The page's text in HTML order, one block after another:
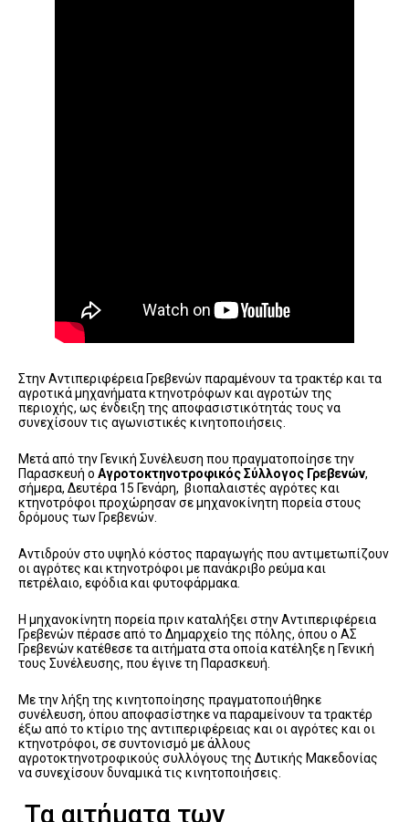
Στην Αντιπεριφέρεια Γρεβενών παραμένουν τα τρακτέρ και τα
αγροτικά μηχανήματα κτηνοτρόφων και αγροτών της
περιοχής, ως ένδειξη της αποφασιστικότητάς τους να
συνεχίσουν τις αγωνιστικές κινητοποιήσεις.
Μετά από την Γενική Συνέλευση που πραγματοποίησε την
Παρασκευή ο Αγροτοκτηνοτροφικός Σύλλογος Γρεβενών,
σήμερα, Δευτέρα 15 Γενάρη, βιοπαλαιστές αγρότες και
κτηνοτρόφοι προχώρησαν σε μηχανοκίνητη πορεία στους
δρόμους των Γρεβενών.
Αντιδρούν στο υψηλό κόστος παραγωγής που αντιμετωπίζουν
οι αγρότες και κτηνοτρόφοι με πανάκριβο ρεύμα και
πετρέλαιο, εφόδια και φυτοφάρμακα.
Η μηχανοκίνητη πορεία πριν καταλήξει στην Αντιπεριφέρεια
Γρεβενών πέρασε από το Δημαρχείο της πόλης, όπου ο ΑΣ
Γρεβενών κατέθεσε τα αιτήματα στα οποία κατέληξε η Γενική
τους Συνέλευσης, που έγινε τη Παρασκευή.
Με την λήξη της κινητοποίησης πραγματοποιήθηκε
συνέλευση, όπου αποφασίστηκε να παραμείνουν τα τρακτέρ
έξω από το κτίριο της αντιπεριφέρειας και οι αγρότες και οι
κτηνοτρόφοι, σε συντονισμό με άλλους
αγροτοκτηνοτροφικούς συλλόγους της Δυτικής Μακεδονίας
να συνεχίσουν δυναμικά τις κινητοποιήσεις.
Τα αιτήματα των